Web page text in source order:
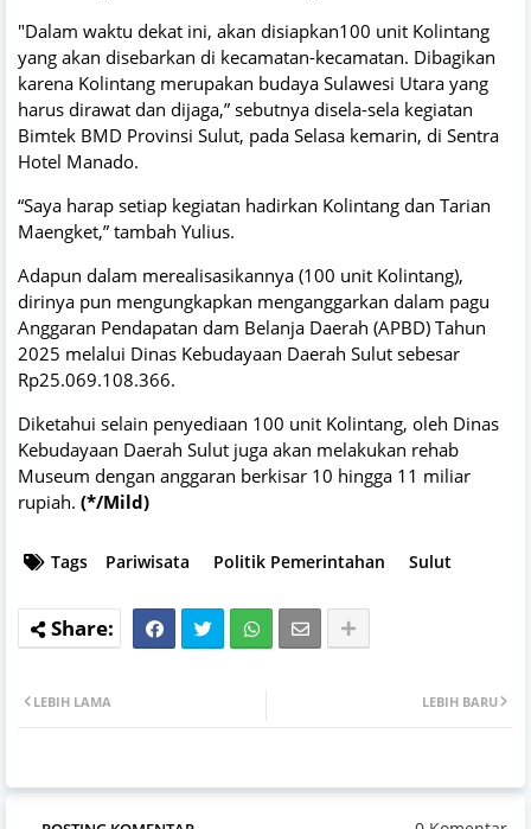
"Dalam waktu dekat ini, akan disiapkan100 unit Kolintang
yang akan disebarkan di kecamatan-kecamatan. Dibagikan
karena Kolintang merupakan budaya Sulawesi Utara yang
harus dirawat dan dijaga,” sebutnya disela-sela kegiatan
Bimtek BMD Provinsi Sulut, pada Selasa kemarin, di Sentra
Hotel Manado.
“Saya harap setiap kegiatan hadirkan Kolintang dan Tarian
Maengket,” tambah Yulius.
Adapun dalam merealisasikannya (100 unit Kolintang),
dirinya pun mengungkapkan menganggarkan dalam pagu
Anggaran Pendapatan dam Belanja Daerah (APBD) Tahun
2025 melalui Dinas Kebudayaan Daerah Sulut sebesar
Rp25.069.108.366.
Diketahui selain penyediaan 100 unit Kolintang, oleh Dinas
Kebudayaan Daerah Sulut juga akan melakukan rehab
Museum dengan anggaran berkisar 10 hingga 11 miliar
rupiah. (*/Mild)
Tags Pariwisata Politik Pemerintahan Sulut
LEBIH BARU
LEBIH LAMA